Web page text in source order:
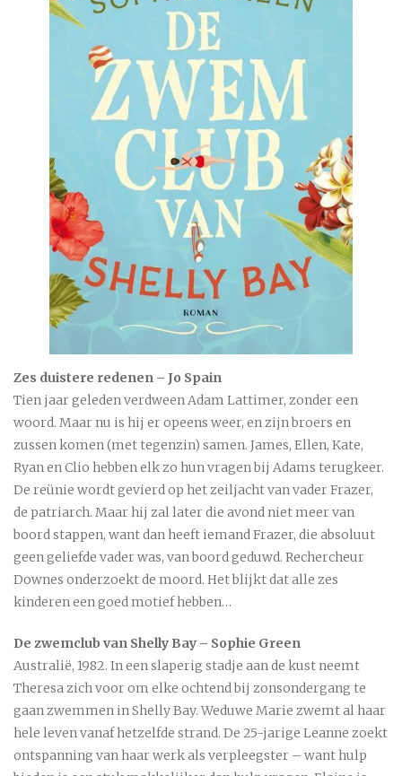
Zes duistere redenen – Jo Spain
Tien jaar geleden verdween Adam Lattimer, zonder een
woord. Maar nu is hij er opeens weer, en zijn broers en
zussen komen (met tegenzin) samen. James, Ellen, Kate,
Ryan en Clio hebben elk zo hun vragen bij Adams terugkeer.
De reünie wordt gevierd op het zeiljacht van vader Frazer,
de patriarch. Maar hij zal later die avond niet meer van
boord stappen, want dan heeft iemand Frazer, die absoluut
geen geliefde vader was, van boord geduwd. Rechercheur
Downes onderzoekt de moord. Het blijkt dat alle zes
kinderen een goed motief hebben…
De zwemclub van Shelly Bay – Sophie Green
Australië, 1982. In een slaperig stadje aan de kust neemt
Theresa zich voor om elke ochtend bij zonsondergang te
gaan zwemmen in Shelly Bay. Weduwe Marie zwemt al haar
hele leven vanaf hetzelfde strand. De 25-jarige Leanne zoekt
ontspanning van haar werk als verpleegster – want hulp